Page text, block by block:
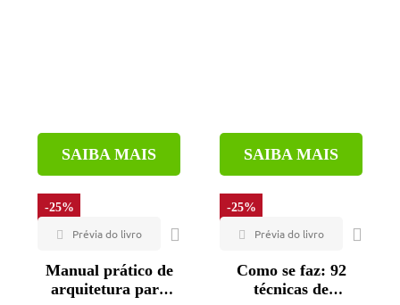
SAIBA MAIS SAIBA MAIS
-25%
Manual prático de
arquitetura para
-25%
Como se faz: 92
técnicas de